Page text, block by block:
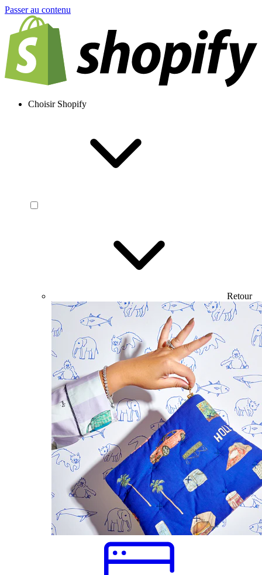
Passer au contenu
Choisir Shopify
Retour